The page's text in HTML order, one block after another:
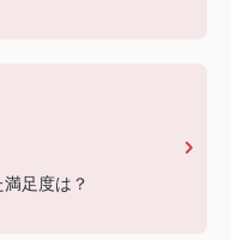
がとうございまし
お部屋のご紹介だけ
ォローもさせて頂いて
足度は？